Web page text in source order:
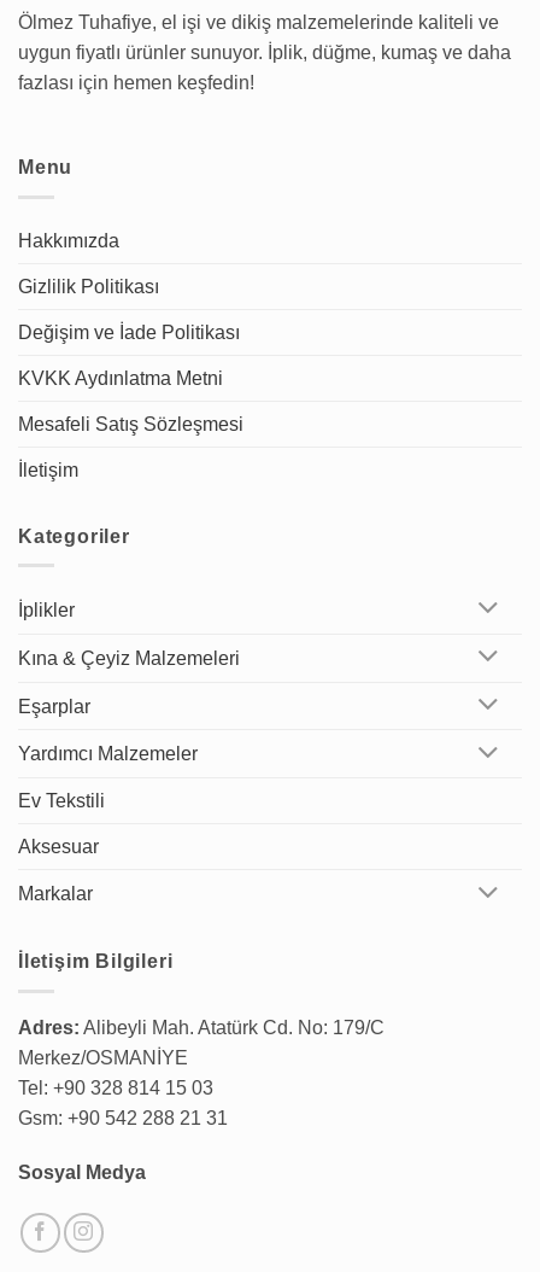
Ölmez Tuhafiye, el işi ve dikiş malzemelerinde kaliteli ve
uygun fiyatlı ürünler sunuyor. İplik, düğme, kumaş ve daha
fazlası için hemen keşfedin!
Menu
Hakkımızda
Gizlilik Politikası
Değişim ve İade Politikası
KVKK Aydınlatma Metni
Mesafeli Satış Sözleşmesi
İletişim
Kategoriler
İplikler
Kına & Çeyiz Malzemeleri
Eşarplar
Yardımcı Malzemeler
Ev Tekstili
Aksesuar
Markalar
İletişim Bilgileri
Adres: Alibeyli Mah. Atatürk Cd. No: 179/C
Merkez/OSMANİYE
Tel: +90 328 814 15 03
Gsm: +90 542 288 21 31
Sosyal Medya